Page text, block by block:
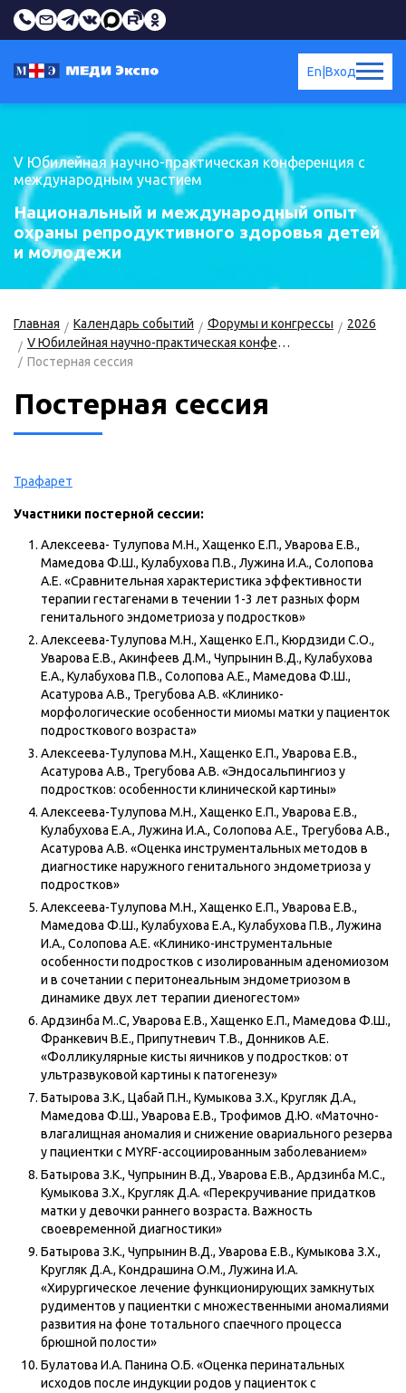
Вход
En
V Юбилейная научно-практическая конференция с
международным участием
Национальный и международный опыт
охраны репродуктивного здоровья детей
и молодежи
Главная Календарь событий Форумы и конгрессы
2026
V Юбилейная научно-практическая конференция с международным участием «Национальный и международный опыт охраны репродуктивного здоровья детей и молодежи»
Постерная сессия
Постерная сессия
Трафарет
Участники постерной сессии:
Алексеева- Тулупова М.Н., Хащенко Е.П., Уварова Е.В.,
Мамедова Ф.Ш., Кулабухова П.В., Лужина И.А., Солопова
А.Е. «Сравнительная характеристика эффективности
терапии гестагенами в течении 1-3 лет разных форм
генитального эндометриоза у подростков»
Алексеева-Тулупова М.Н., Хащенко Е.П., Кюрдзиди С.О.,
Уварова Е.В., Акинфеев Д.М., Чупрынин В.Д., Кулабухова
Е.А., Кулабухова П.В., Солопова А.Е., Мамедова Ф.Ш.,
Асатурова А.В., Трегубова А.В. «Клинико-
морфологические особенности миомы матки у пациенток
подросткового возраста»
Алексеева-Тулупова М.Н., Хащенко Е.П., Уварова Е.В.,
Асатурова А.В., Трегубова А.В. «Эндосальпингиоз у
подростков: особенности клинической картины»
Алексеева-Тулупова М.Н., Хащенко Е.П., Уварова Е.В.,
Кулабухова Е.А., Лужина И.А., Солопова А.Е., Трегубова А.В.,
Асатурова А.В. «Оценка инструментальных методов в
диагностике наружного генитального эндометриоза у
подростков»
Алексеева-Тулупова М.Н., Хащенко Е.П., Уварова Е.В.,
Мамедова Ф.Ш., Кулабухова Е.А., Кулабухова П.В., Лужина
И.А., Солопова А.Е. «Клинико-инструментальные
особенности подростков с изолированным аденомиозом
и в сочетании с перитонеальным эндометриозом в
динамике двух лет терапии диеногестом»
Ардзинба М..С, Уварова Е.В., Хащенко Е.П., Мамедова Ф.Ш.,
Франкевич В.Е., Припутневич Т.В., Донников А.Е.
«Фолликулярные кисты яичников у подростков: от
ультразвуковой картины к патогенезу»
Батырова З.К., Цабай П.Н., Кумыкова З.Х., Кругляк Д.А.,
Мамедова Ф.Ш., Уварова Е.В., Трофимов Д.Ю. «Маточно-
влагалищная аномалия и снижение овариального резерва
у пациентки с MYRF-ассоциированным заболеванием»
Батырова З.К., Чупрынин В.Д., Уварова Е.В., Ардзинба М.С.,
Кумыкова З.Х., Кругляк Д.А. «Перекручивание придатков
матки у девочки раннего возраста. Важность
своевременной диагностики»
Батырова З.К., Чупрынин В.Д., Уварова Е.В., Кумыкова З.Х.,
Кругляк Д.А., Кондрашина О.М., Лужина И.А.
«Хирургическое лечение функционирующих замкнутых
рудиментов у пациентки с множественными аномалиями
развития на фоне тотального спаечного процесса
брюшной полости»
Булатова И.А. Панина О.Б. «Оценка перинатальных
исходов после индукции родов у пациенток с